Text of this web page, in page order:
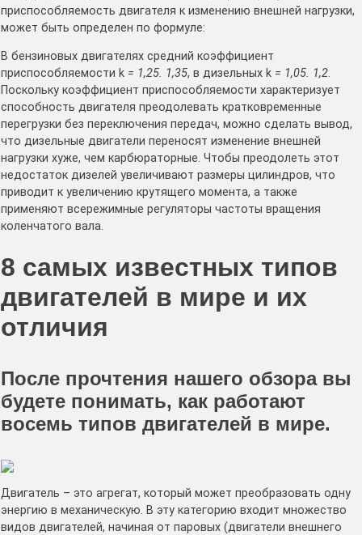
приспособляемость двигателя к изменению внешней нагрузки,
может быть определен по формуле:
В бензиновых двигателях средний коэффициент
приспособляемости k = 1,25. 1,35, в дизельных k = 1,05. 1,2.
Поскольку коэффициент приспособляемости характеризует
способность двигателя преодолевать кратковременные
перегрузки без переключения передач, можно сделать вывод,
что дизельные двигатели переносят изменение внешней
нагрузки хуже, чем карбюраторные. Чтобы преодолеть этот
недостаток дизелей увеличивают размеры цилиндров, что
приводит к увеличению крутящего момента, а также
применяют всережимные регуляторы частоты вращения
коленчатого вала.
8 самых известных типов
двигателей в мире и их
отличия
После прочтения нашего обзора вы
будете понимать, как работают
восемь типов двигателей в мире.
Двигатель – это агрегат, который может преобразовать одну
энергию в механическую. В эту категорию входит множество
видов двигателей, начиная от паровых (двигатели внешнего